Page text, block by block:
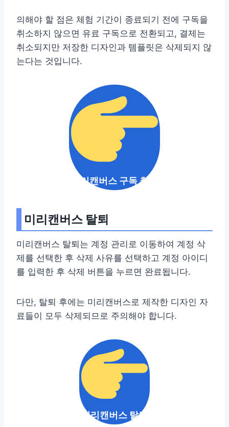
의해야 할 점은 체험 기간이 종료되기 전에 구독을
취소하지 않으면 유료 구독으로 전환되고, 결제는
취소되지만 저장한 디자인과 템플릿은 삭제되지 않
는다는 것입니다.
미리캔버스 구독 취소
미리캔버스 탈퇴
미리캔버스 탈퇴는 계정 관리로 이동하여 계정 삭
제를 선택한 후 삭제 사유를 선택하고 계정 아이디
를 입력한 후 삭제 버튼을 누르면 완료됩니다.
다만, 탈퇴 후에는 미리캔버스로 제작한 디자인 자
료들이 모두 삭제되므로 주의해야 합니다.
미리캔버스 탈퇴